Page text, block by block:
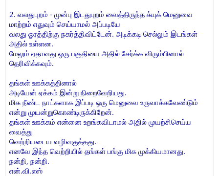
2. வலதுபுறம் - முன்பு இடதுபுறம் வைத்திருந்த க்யுக் மெனுவை
மாற்றம் எதுவும் செய்யாமல் அப்படியே
வலது ஓரத்திற்கு நகர்த்திவிட்டேன். அடிக்கடி செல்லும் இடங்கள்
அதில் உள்ளன.
மேலும் ஏதாவது ஒரு பகுதியை அதில் சேர்க்க விரும்பினால்
தெரிவிக்கவும்.
தங்கள் ஊக்கத்தினால்
அடியேன் ஏக்கம் இன்று நிறைவேறியது.
மிக நீண்ட நாட்களாக இப்படி ஒரு மெனுவை உருவாக்கவேண்டும்
என்று முயன்றுகொண்டிருக்கிறேன்.
தங்கள் ஊக்கம் என்னை உறங்கவிடாமல் அதில் முயற்சிசெய்ய
வைத்து
வெற்றியடைய வழிவகுத்தது.
எனவே இந்த வெற்றியில் தங்கள் பங்கு மிக முக்கியமானது.
நன்றி, நன்றி.
என்.வி.எஸ்